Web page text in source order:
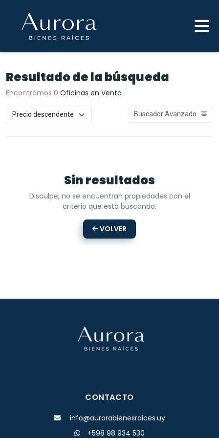
Resultado de la búsqueda
Encontramos 0 Oficinas en Venta
Buscador Avanzado
Sin resultados
Disculpe, no se encuentran propiedades con el
criterio que esta buscando.
VOLVER
CONTACTO
info@aurorabienesraices.uy
+598 98 934 530